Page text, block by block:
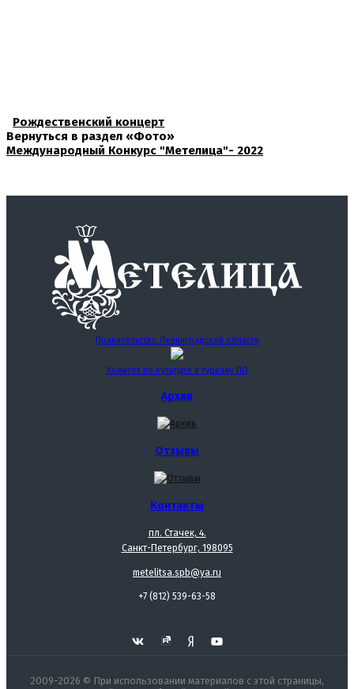
Рождественский концерт
Вернуться в раздел «Фото»
Международный Конкурс "Метелица"- 2022
Правительство Ленинградской области
Комитет по культуре и туризму ЛО
Архив
Отзывы
Контакты
пл. Стачек, 4.
Санкт-Петербург, 198095
metelitsa.spb@ya.ru
+7 (812) 539-63-58
2009-2026 © При использовании материалов с этой страницы,